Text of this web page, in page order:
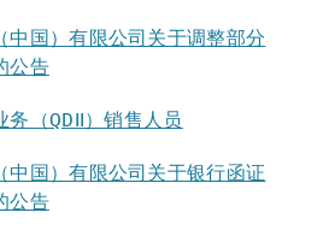
中国）有限公司关于调整部分
公告
务（QDII）销售人员
中国）有限公司关于银行函证
公告